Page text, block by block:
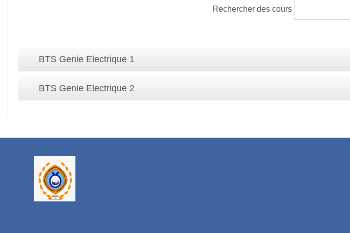
Rechercher des cours
BTS Genie Electrique 1
BTS Genie Electrique 2